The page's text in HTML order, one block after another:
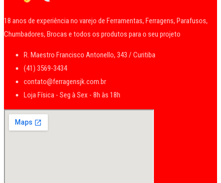
18 anos de experiência no varejo de Ferramentas, Ferragens, Parafusos,
Chumbadores, Brocas e todos os produtos para o seu projeto
R. Maestro Francisco Antonello, 343 / Curitiba
(41) 3569-3434
contato@ferragensjk.com.br
Loja Física - Seg à Sex - 8h às 18h